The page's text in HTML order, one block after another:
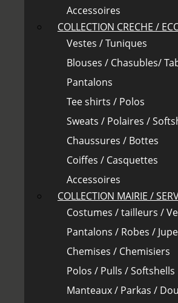
Accessoires
COLLECTION CRECHE /
Vestes / Tuniques
Blouses / Chasubles/
Pantalons
Tee shirts / Polos
Sweats / Polaires /
Chaussures / Bottes
Coiffes / Casquettes
Accessoires
COLLECTION MAIRIE /
Costumes / tailleurs /
Pantalons / Robes /
Chemises / Chemisiers
Polos / Pulls / Softshells
Manteaux / Parkas /